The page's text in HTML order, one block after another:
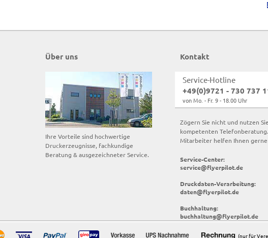
Über uns
Ihre Vorteile sind hochwertige
Druckerzeugnisse, fachkundige
Beratung & ausgezeichneter Service.
Kontakt
Service-Hotline
+49(0)9721 - 730 737
von Mo. - Fr. 9 - 18.00 Uhr
Zögern Sie nicht und nutzen
kompetenten
Mitarbeiter helfen Ihnen
Service-Center:
service@flyerpilot.de
Druckdaten-Verarbeitung:
daten@flyerpilot.de
Buchhaltung:
buchhaltung@flyerpilot.de
(nur für